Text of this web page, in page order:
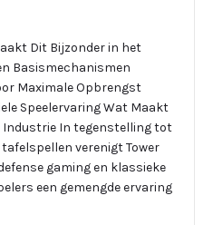
Dit Bijzonder in het
Basismechanismen
Maximale Opbrengst
Speelervaring Wat Maakt
Industrie In tegenstelling tot
verenigt Tower
gaming en klassieke
een gemengde ervaring